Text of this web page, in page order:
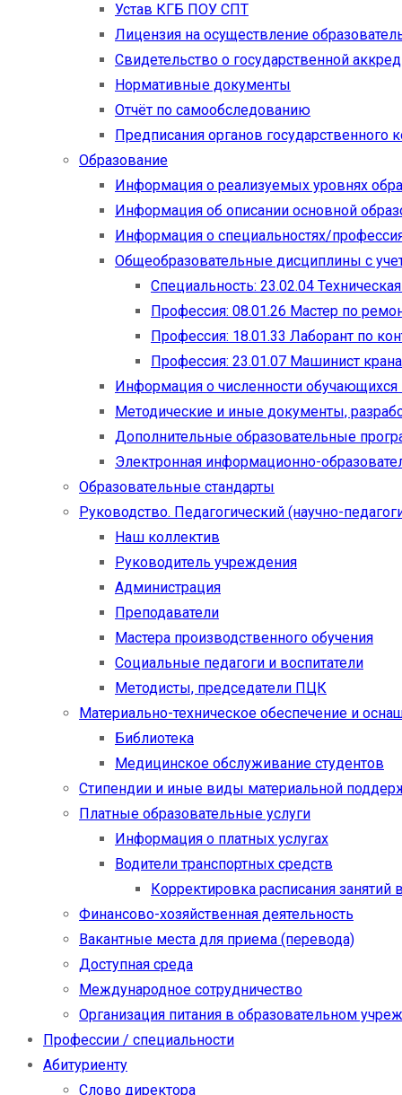
Устав КГБ ПОУ СПТ
Лицензия на осуществление
Свидетельство о государственной
Нормативные документы
Отчёт по самообследованию
Предписания органов государственного
Образование
Информация о реализуемых уровнях
Информация об описании основной
Информация о специальностях/
Общеобразовательные дисциплины с
Специальность: 23.02.04
Профессия: 08.01.26 Мастер по
Профессия: 18.01.33 Лаборант по
Профессия: 23.01.07 Машинист
Информация о численности
Методические и иные документы,
Дополнительные образовательные
Электронная информационно-
Образовательные стандарты
Руководство. Педагогический (научно-
Наш коллектив
Руководитель учреждения
Администрация
Преподаватели
Мастера производственного обучения
Социальные педагоги и воспитатели​
Методисты, председатели ПЦК
Материально-техническое обеспечение и
Библиотека
Медицинское обслуживание студентов
Стипендии и иные виды материальной
Платные образовательные услуги
Информация о платных услугах
Водители транспортных средств
Корректировка расписания занятий
Финансово-хозяйственная деятельность
Вакантные места для приема (перевода)
Доступная среда
Международное сотрудничество
Организация питания в образовательном
Профессии / специальности
Абитуриенту
Слово директора